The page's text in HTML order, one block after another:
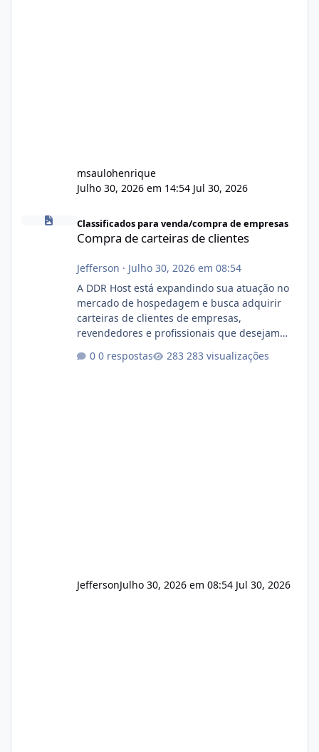
msaulohenrique
Julho 30, 2026 em 14:54 Jul 30, 2026
Compra de carteiras de clientes
Classificados para venda/compra de empresas
Compra de carteiras de clientes
Jefferson · Julho 30, 2026 em 08:54
A DDR Host está expandindo sua atuação no
mercado de hospedagem e busca adquirir
carteiras de clientes de empresas,
revendedores e profissionais que desejam
operação. Se você possui clientes ativos de
0 respostas 283 visualizações
JeffersonJulho 30, 2026 em 08:54 Jul 30, 2026